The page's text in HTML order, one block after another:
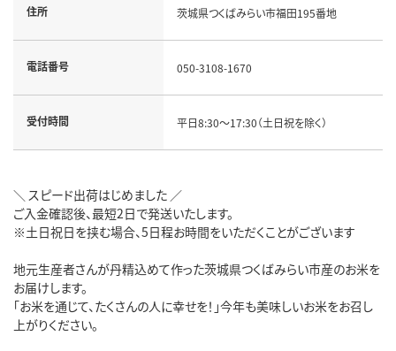
住所 茨城県つくばみらい市福田195番地
電話番号 050-3108-1670
受付時間 平日8:30～17:30（土日祝を除く）
＼ スピード出荷はじめました ／
ご入金確認後、最短2日で発送いたします。
※土日祝日を挟む場合、5日程お時間をいただくことがございます
地元生産者さんが丹精込めて作った茨城県つくばみらい市産のお米を
お届けします。
「お米を通じて、たくさんの人に幸せを！」今年も美味しいお米をお召し
上がりください。